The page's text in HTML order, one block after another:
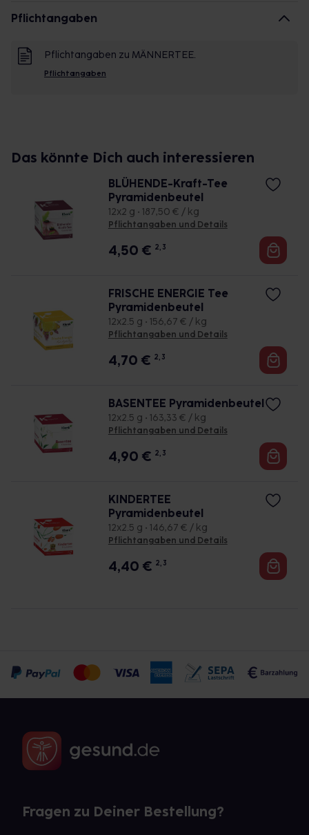
Pflichtangaben
Pflichtangaben zu MÄNNERTEE.
Pflichtangaben
Das könnte Dich auch interessieren
BLÜHENDE-Kraft-Tee
Pyramidenbeutel
12x2 g • 187,50 € / kg
Pflichtangaben und Details
4,50 € 2, 3
FRISCHE ENERGIE Tee
Pyramidenbeutel
12x2.5 g • 156,67 € / kg
Pflichtangaben und Details
4,70 € 2, 3
BASENTEE Pyramidenbeutel
12x2.5 g • 163,33 € / kg
Pflichtangaben und Details
4,90 € 2, 3
KINDERTEE
Pyramidenbeutel
12x2.5 g • 146,67 € / kg
Pflichtangaben und Details
4,40 € 2, 3
Fragen zu Deiner Bestellung?